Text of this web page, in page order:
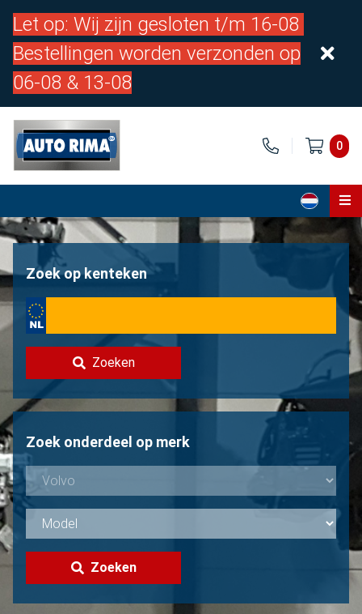
Let op: Wij zijn gesloten t/m 16-08
Bestellingen worden verzonden op
06-08 & 13-08
0
Home
Over ons
Volvo verkopen?
Niet gevonden?
Zoek op kenteken
Zoeken
Zoek onderdeel op merk
Zoeken